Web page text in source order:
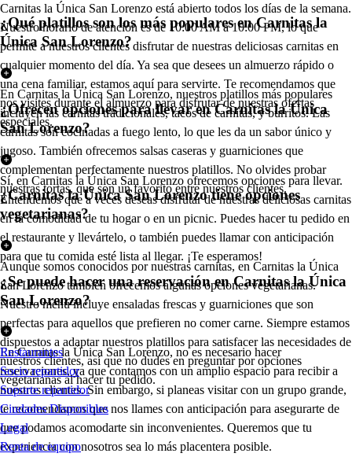
Carnitas la Única San Lorenzo está abierto todos los días de la semana.
Nuestro horario de atención es de 10:00 AM a 10:00 PM, lo que
permite a nuestros clientes disfrutar de nuestras deliciosas carnitas en
cualquier momento del día. Ya sea que desees un almuerzo rápido o
una cena familiar, estamos aquí para servirte. Te recomendamos que
nos visites durante el almuerzo para disfrutar de nuestras ofertas
especiales.
¿Qué platillos son los más populares en Carnitas la
Única San Lorenzo?
En Carnitas la Única San Lorenzo, nuestros platillos más populares
incluyen las carnitas tradicionales, tacos de carnitas, y burritos. Las
carnitas son cocinadas a fuego lento, lo que les da un sabor único y
jugoso. También ofrecemos salsas caseras y guarniciones que
complementan perfectamente nuestros platillos. No olvides probar
nuestras tortas, que son un favorito entre nuestros clientes.
¿Ofrecen opciones para llevar en Carnitas la Única
San Lorenzo?
Sí, en Carnitas la Única San Lorenzo ofrecemos opciones para llevar.
Entendemos que a veces deseas disfrutar de nuestras deliciosas carnitas
en la comodidad de tu hogar o en un picnic. Puedes hacer tu pedido en
el restaurante y llevártelo, o también puedes llamar con anticipación
para que tu comida esté lista al llegar. ¡Te esperamos!
¿Carnitas la Única San Lorenzo tiene opciones
vegetarianas?
Aunque somos conocidos por nuestras carnitas, en Carnitas la Única
San Lorenzo también ofrecemos algunas opciones vegetarianas.
Nuestro menú incluye ensaladas frescas y guarniciones que son
perfectas para aquellos que prefieren no comer carne. Siempre estamos
dispuestos a adaptar nuestros platillos para satisfacer las necesidades de
nuestros clientes, así que no dudes en preguntar por opciones
vegetarianas al hacer tu pedido.
¿Se puede hacer una reservación en Carnitas la Única
San Lorenzo?
En Carnitas la Única San Lorenzo, no es necesario hacer
reservaciones, ya que contamos con un amplio espacio para recibir a
nuestros clientes. Sin embargo, si planeas visitar con un grupo grande,
te recomendamos que nos llames con anticipación para asegurarte de
que podamos acomodarte sin inconvenientes. Queremos que tu
experiencia con nosotros sea lo más placentera posible.
Restaurantes
Socio repartidor
Soporte repartidor
Ciudades Disponibles
Legal
Renta de equipo